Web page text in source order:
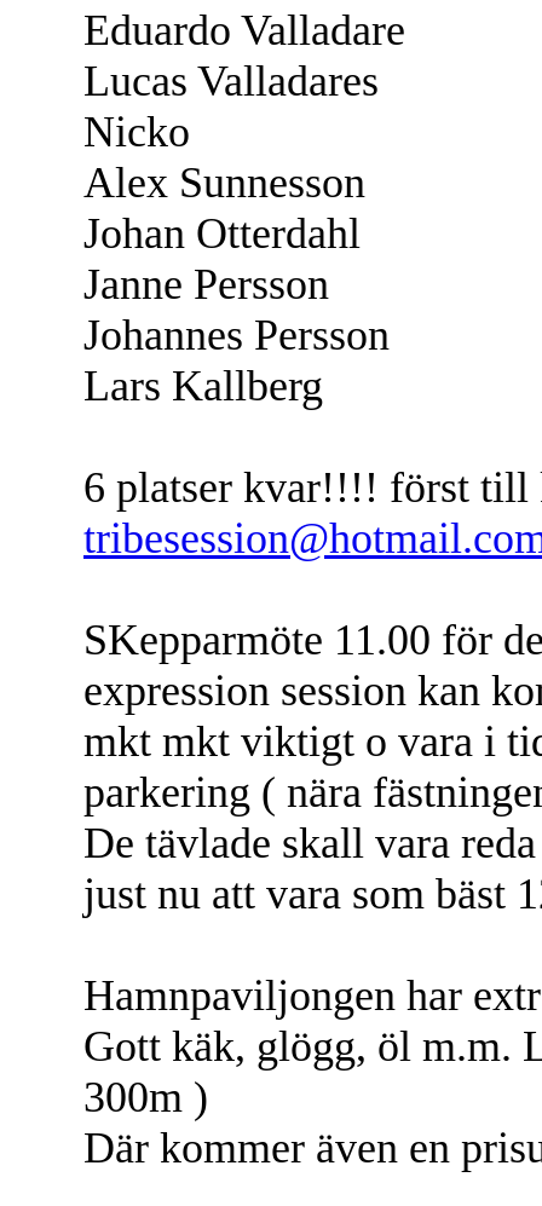
Eduardo Valladare
Lucas Valladares
Nicko
Alex Sunnesson
Johan Otterdahl
Janne Persson
Johannes Persson
Lars Kallberg
6 platser kvar!!!! först till
SKepparmöte 11.00 för
expression session kan
mkt mkt viktigt o vara i
parkering ( nära
De tävlade skall vara
just nu att vara som bäst
Hamnpaviljongen har
Gott käk, glögg, öl m.m.
300m )
Där kommer även en